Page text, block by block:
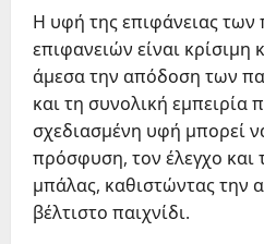
Η υφή της επιφάνειας
επιφανειών είναι κρίσιμη
άμεσα την απόδοση των
και τη συνολική εμπειρία
σχεδιασμένη υφή μπορεί
πρόσφυση, τον έλεγχο και
μπάλας, καθιστώντας την
βέλτιστο παιχνίδι.